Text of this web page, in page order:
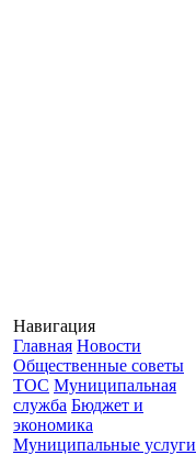
Навигация
Главная Новости
Общественные советы
ТОС Муниципальная
служба Бюджет и
экономика
Муниципальные услуги